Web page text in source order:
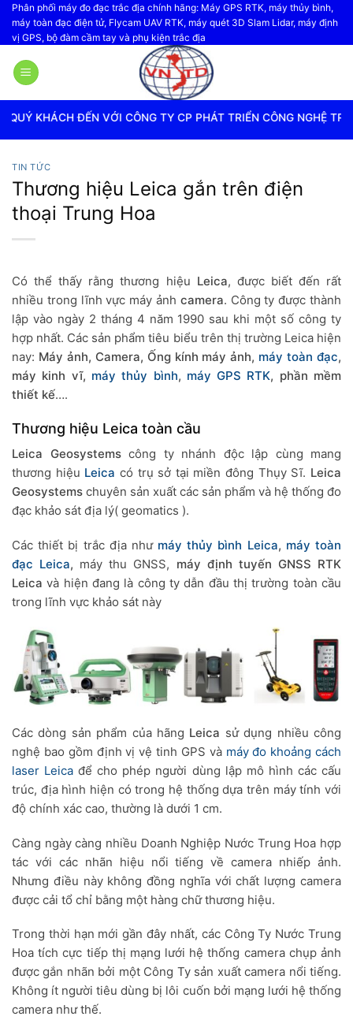
Bỏ
qua
nội
dung
Phân phối máy đo đạc trắc địa chính hãng: Máy GPS RTK, máy thủy bình,
máy toàn đạc điện tử, Flycam UAV RTK, máy quét 3D Slam Lidar, máy định
vị GPS, bộ đàm cầm tay và phụ kiện trắc địa
VỚI CÔNG TY CP PHÁT TRIỂN CÔNG NGHỆ TRẮC ĐỊA VIỆT
TIN TỨC
Thương hiệu Leica gắn trên điện
thoại Trung Hoa
Có thể thấy rằng thương hiệu Leica, được biết đến rất
nhiều trong lĩnh vực máy ảnh camera. Công ty được thành
lập vào ngày 2 tháng 4 năm 1990 sau khi một số công ty
hợp nhất. Các sản phẩm tiêu biểu trên thị trường Leica hiện
nay: Máy ảnh, Camera, Ống kính máy ảnh, máy toàn đạc,
máy kinh vĩ, máy thủy bình, máy GPS RTK, phần mềm
thiết kế….
Thương hiệu Leica toàn cầu
Leica Geosystemscông ty nhánh độc lập cùng mang
thương hiệu Leica có trụ sở tại miền đông Thụy Sĩ. Leica
Geosystems chuyên sản xuất các sản phẩm và hệ thống đo
đạc khảo sát địa lý( geomatics ).
Các thiết bị trắc địa như máy thủy bình Leica, máy toàn
đạc Leica, máy thu GNSS, máy định tuyến GNSS RTK
Leica và hiện đang là công ty dẫn đầu thị trường toàn cầu
trong lĩnh vực khảo sát này
Các dòng sản phẩm của hãng Leica sử dụng nhiều công
nghệ bao gồm định vị vệ tinh GPS và máy đo khoảng cách
laser Leica để cho phép người dùng lập mô hình các cấu
trúc, địa hình hiện có trong hệ thống dựa trên máy tính với
độ chính xác cao, thường là dưới 1 cm.
Càng ngày càng nhiều Doanh Nghiệp Nước Trung Hoa hợp
tác với các nhãn hiệu nổi tiếng về camera nhiếp ảnh.
Nhưng điều này không đồng nghĩa với chất lượng camera
được cải tổ chỉ bằng một hàng chữ thương hiệu.
Trong thời hạn mới gần đây nhất, các Công Ty Nước Trung
Hoa tích cực tiếp thị mạng lưới hệ thống camera chụp ảnh
được gắn nhãn bởi một Công Ty sản xuất camera nổi tiếng.
Không ít người tiêu dùng bị lôi cuốn bởi mạng lưới hệ thống
camera như thế.